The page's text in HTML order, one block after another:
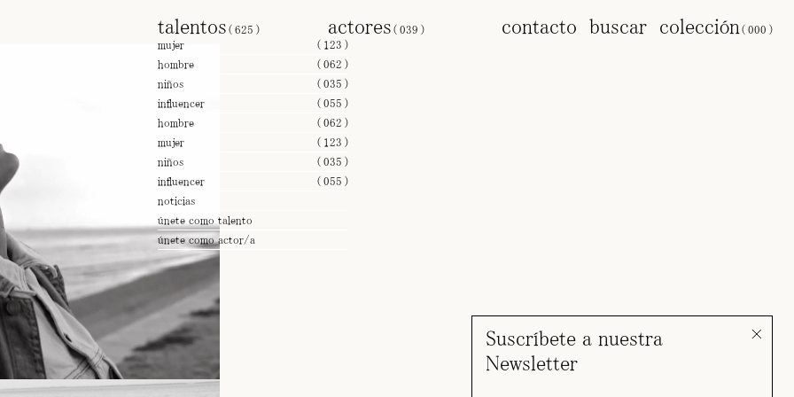
talentos( 625 )
mujer
( 123 )
hombre
( 062 )
niños
( 035 )
influencer
( 055 )
hombre
( 062 )
mujer
( 123 )
niños
( 035 )
influencer
( 055 )
noticias
únete como talento
únete como actor/a
actores( 039 ) contacto buscar colección
( 000 )
Suscríbete a nuestra
Newsletter